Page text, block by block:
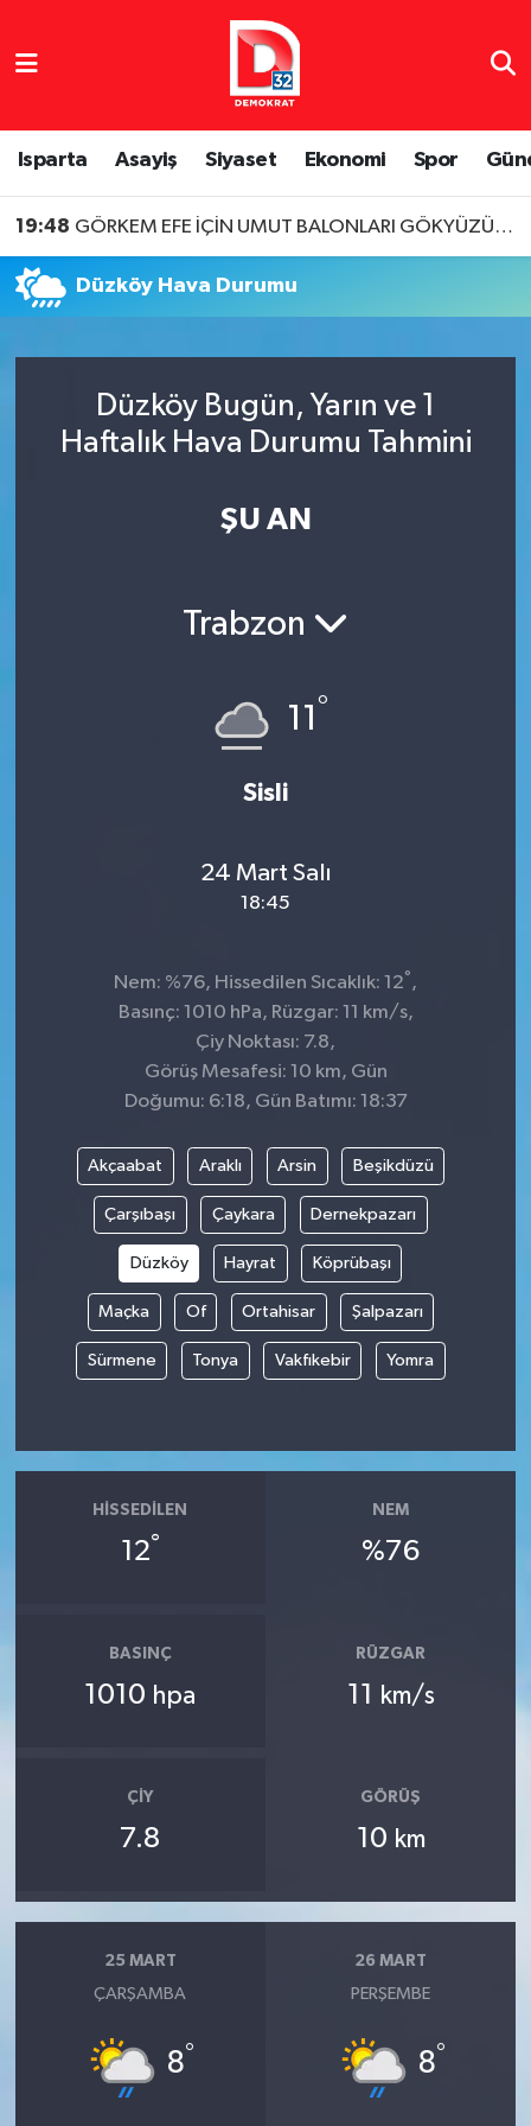
Isparta Asayiş Siyaset Ekonomi Spor
19:48 GÖRKEM EFE İÇİN UMUT BALONLARI GÖKYÜZÜNE BIRAKILDI
Düzköy Hava Durumu
Düzköy Bugün, Yarın ve 1
Haftalık Hava Durumu Tahmini
ŞU AN
Trabzon
11 °
Sisli
24 Mart Salı
18:45
Nem: %76, Hissedilen Sıcaklık: 12°,
Basınç: 1010 hPa, Rüzgar: 11 km/s,
Çiy Noktası: 7.8,
Görüş Mesafesi: 10 km, Gün
Doğumu: 6:18, Gün Batımı: 18:37
Akçaabat Araklı Arsin Beşikdüzü
Çarşıbaşı Çaykara Dernekpazarı
Düzköy Hayrat Köprübaşı
Maçka Of Ortahisar Şalpazarı
Sürmene Tonya Vakfıkebir Yomra
HISSEDILEN
12°
NEM
%76
BASINÇ
1010 hpa
RÜZGAR
11 km/s
ÇIY
7.8
GÖRÜŞ
10 km
25 MART
ÇARŞAMBA
8°
26 MART
PERŞEMBE
8°
Isparta Nöbetçi Eczaneler
Isparta Hava Durumu
Tüm Manşetler
Son Dakika Haberleri